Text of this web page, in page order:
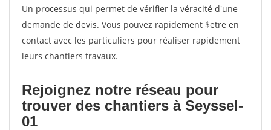
Un processus qui permet de vérifier la véracité d'une
demande de devis. Vous pouvez rapidement $etre en
contact avec les particuliers pour réaliser rapidement
leurs chantiers travaux.
Rejoignez notre réseau pour
trouver des chantiers à Seyssel-
01